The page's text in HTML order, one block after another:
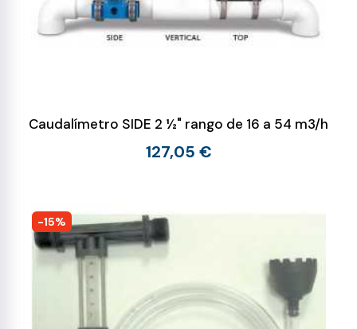
Caudalímetro SIDE 2 ½" rango de 16 a 54 m3/h
127,05 €
-15%